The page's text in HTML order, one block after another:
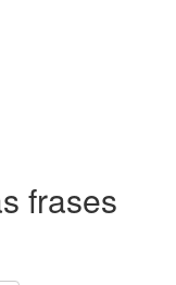
frases